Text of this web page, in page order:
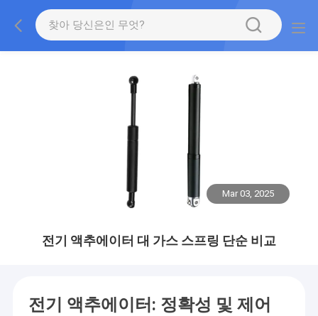
Mar 03, 2025
전기 액추에이터 대 가스 스프링 단순 비교
전기 액추에이터: 정확성 및 제어